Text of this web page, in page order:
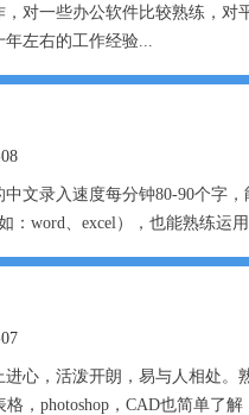
对一些办公软件比较熟练，对
左右的工作经验...
文录入速度每分钟80-90个字，
：word、excel），也能熟练运用
心，活泼开朗，易与人相处。
格，photoshop，CAD也简单了